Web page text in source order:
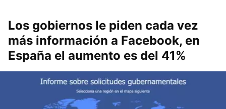
Los gobiernos le piden cada vez
más información a Facebook, en
España el aumento es del 41%